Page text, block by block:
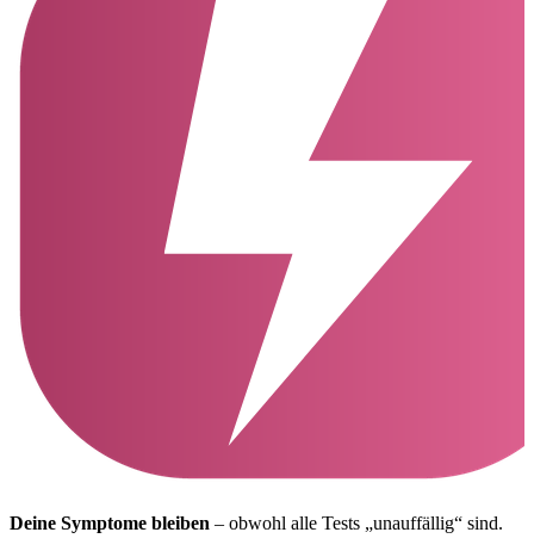
Deine Symptome bleiben – obwohl alle Tests „unauffällig“ sind.